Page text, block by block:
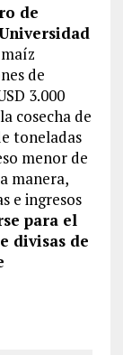
de
de
3.000
cosecha de
toneladas
menor de
manera,
e ingresos
para el
divisas de